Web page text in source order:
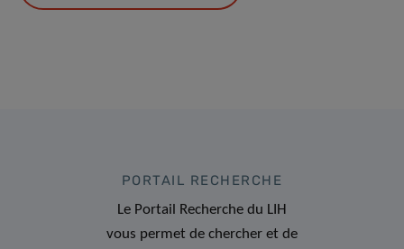
PORTAIL RECHERCHE
Le Portail Recherche du LIH
vous permet de chercher et de